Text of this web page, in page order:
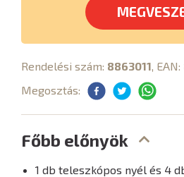
Rendelési szám: 8863011 , EAN:
Megosztás:
Főbb előnyök
1 db teleszkópos nyél és 4